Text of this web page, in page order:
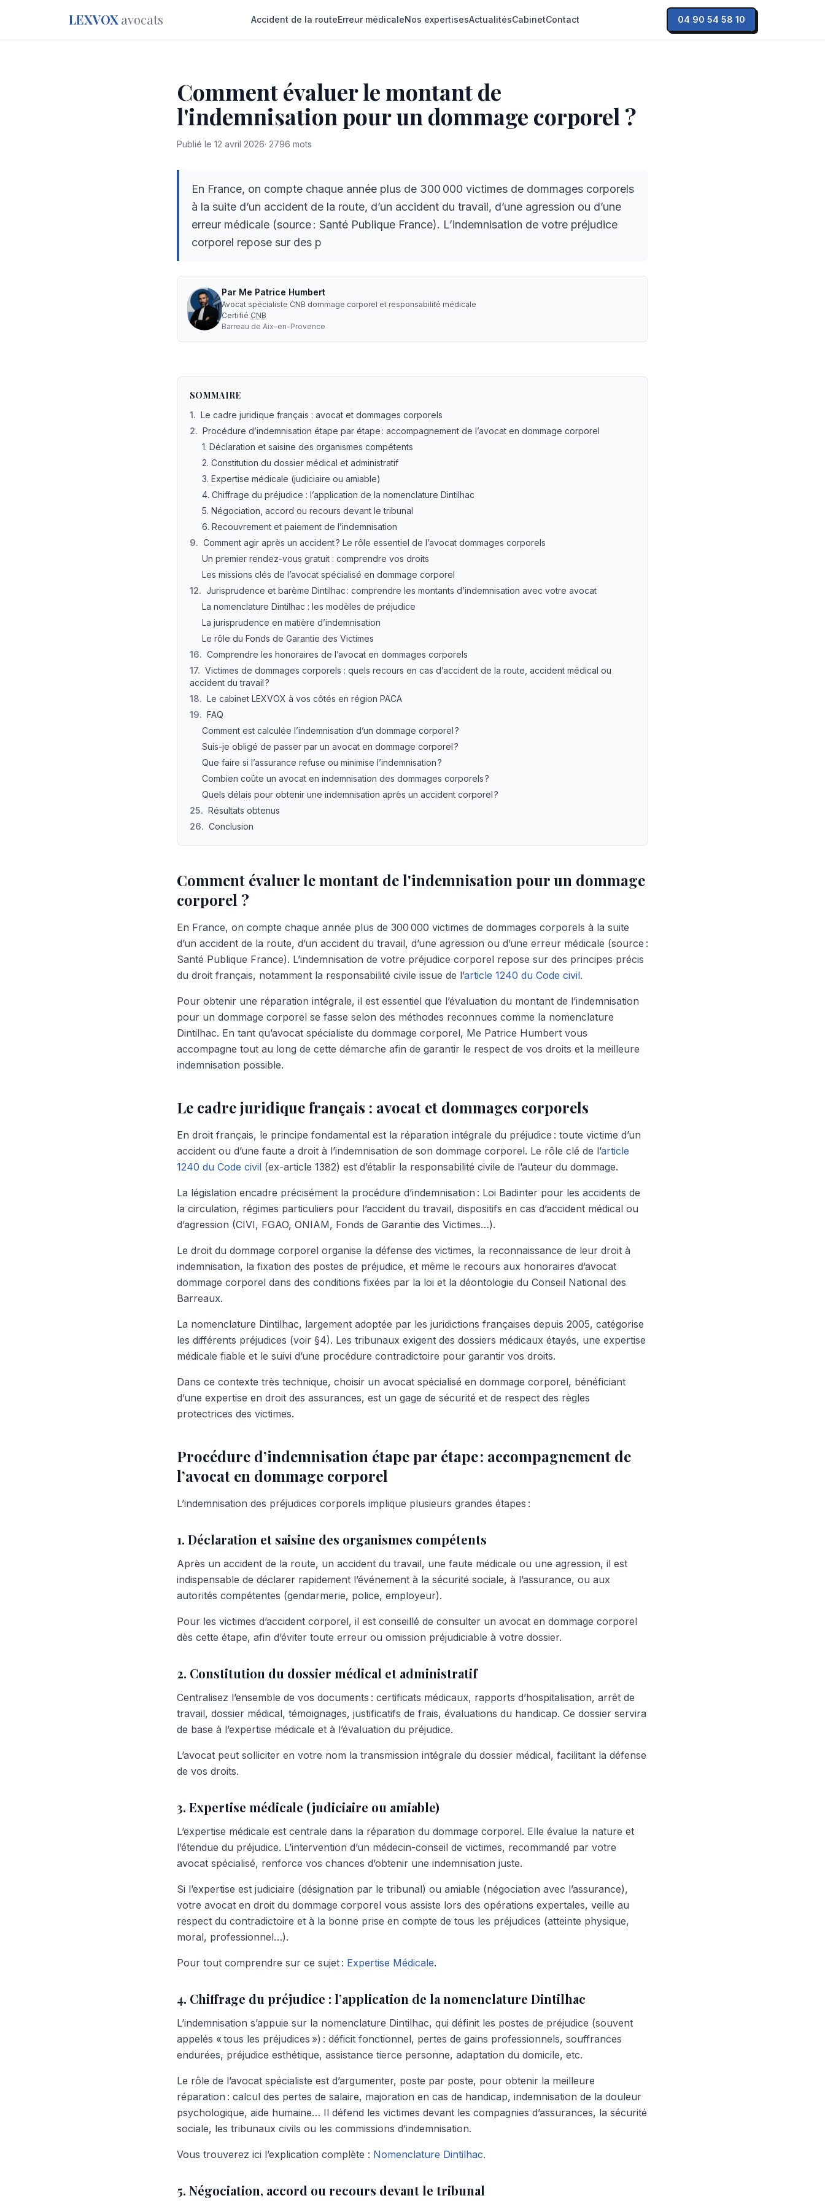
LEXVOX avocats Accident de la routeErreur médicaleNos expertisesActualitésCabinetContact 04 90 54 58 10
Comment évaluer le montant de
l'indemnisation pour un dommage corporel ?
Publié le 12 avril 2026· 2796 mots
En France, on compte chaque année plus de 300 000 victimes de dommages corporels
à la suite d’un accident de la route, d’un accident du travail, d’une agression ou d’une
erreur médicale (source : Santé Publique France). L’indemnisation de votre préjudice
corporel repose sur des p
Par Me Patrice Humbert
Avocat spécialiste CNB dommage corporel et responsabilité médicale
Certifié CNB
Barreau de Aix-en-Provence
SOMMAIRE
1. Le cadre juridique français : avocat et dommages corporels
2. Procédure d’indemnisation étape par étape : accompagnement de l’avocat en dommage corporel
1. Déclaration et saisine des organismes compétents
2. Constitution du dossier médical et administratif
3. Expertise médicale (judiciaire ou amiable)
4. Chiffrage du préjudice : l’application de la nomenclature Dintilhac
5. Négociation, accord ou recours devant le tribunal
6. Recouvrement et paiement de l’indemnisation
9. Comment agir après un accident ? Le rôle essentiel de l’avocat dommages corporels
Un premier rendez-vous gratuit : comprendre vos droits
Les missions clés de l’avocat spécialisé en dommage corporel
12. Jurisprudence et barème Dintilhac : comprendre les montants d’indemnisation avec votre avocat
La nomenclature Dintilhac : les modèles de préjudice
La jurisprudence en matière d’indemnisation
Le rôle du Fonds de Garantie des Victimes
16. Comprendre les honoraires de l’avocat en dommages corporels
17. Victimes de dommages corporels : quels recours en cas d’accident de la route, accident médical ou
accident du travail ?
18. Le cabinet LEXVOX à vos côtés en région PACA
19. FAQ
Comment est calculée l’indemnisation d’un dommage corporel ?
Suis-je obligé de passer par un avocat en dommage corporel ?
Que faire si l’assurance refuse ou minimise l’indemnisation ?
Combien coûte un avocat en indemnisation des dommages corporels ?
Quels délais pour obtenir une indemnisation après un accident corporel ?
25. Résultats obtenus
26. Conclusion
Comment évaluer le montant de l'indemnisation pour un dommage
corporel ?
En France, on compte chaque année plus de 300 000 victimes de dommages corporels à la suite
d’un accident de la route, d’un accident du travail, d’une agression ou d’une erreur médicale (source :
Santé Publique France). L’indemnisation de votre préjudice corporel repose sur des principes précis
du droit français, notamment la responsabilité civile issue de l’article 1240 du Code civil.
Pour obtenir une réparation intégrale, il est essentiel que l’évaluation du montant de l’indemnisation
pour un dommage corporel se fasse selon des méthodes reconnues comme la nomenclature
Dintilhac. En tant qu’avocat spécialiste du dommage corporel, Me Patrice Humbert vous
accompagne tout au long de cette démarche afin de garantir le respect de vos droits et la meilleure
indemnisation possible.
Le cadre juridique français : avocat et dommages corporels
En droit français, le principe fondamental est la réparation intégrale du préjudice : toute victime d’un
accident ou d’une faute a droit à l’indemnisation de son dommage corporel. Le rôle clé de l’article
1240 du Code civil (ex-article 1382) est d’établir la responsabilité civile de l’auteur du dommage.
La législation encadre précisément la procédure d’indemnisation : Loi Badinter pour les accidents de
la circulation, régimes particuliers pour l’accident du travail, dispositifs en cas d’accident médical ou
d’agression (CIVI, FGAO, ONIAM, Fonds de Garantie des Victimes…).
Le droit du dommage corporel organise la défense des victimes, la reconnaissance de leur droit à
indemnisation, la fixation des postes de préjudice, et même le recours aux honoraires d’avocat
dommage corporel dans des conditions fixées par la loi et la déontologie du Conseil National des
Barreaux.
La nomenclature Dintilhac, largement adoptée par les juridictions françaises depuis 2005, catégorise
les différents préjudices (voir §4). Les tribunaux exigent des dossiers médicaux étayés, une expertise
médicale fiable et le suivi d’une procédure contradictoire pour garantir vos droits.
Dans ce contexte très technique, choisir un avocat spécialisé en dommage corporel, bénéficiant
d’une expertise en droit des assurances, est un gage de sécurité et de respect des règles
protectrices des victimes.
Procédure d’indemnisation étape par étape : accompagnement de
l’avocat en dommage corporel
L’indemnisation des préjudices corporels implique plusieurs grandes étapes :
1. Déclaration et saisine des organismes compétents
Après un accident de la route, un accident du travail, une faute médicale ou une agression, il est
indispensable de déclarer rapidement l’événement à la sécurité sociale, à l’assurance, ou aux
autorités compétentes (gendarmerie, police, employeur).
Pour les victimes d’accident corporel, il est conseillé de consulter un avocat en dommage corporel
dès cette étape, afin d’éviter toute erreur ou omission préjudiciable à votre dossier.
2. Constitution du dossier médical et administratif
Centralisez l’ensemble de vos documents : certificats médicaux, rapports d’hospitalisation, arrêt de
travail, dossier médical, témoignages, justificatifs de frais, évaluations du handicap. Ce dossier servira
de base à l’expertise médicale et à l’évaluation du préjudice.
L’avocat peut solliciter en votre nom la transmission intégrale du dossier médical, facilitant la défense
de vos droits.
3. Expertise médicale (judiciaire ou amiable)
L’expertise médicale est centrale dans la réparation du dommage corporel. Elle évalue la nature et
l’étendue du préjudice. L’intervention d’un médecin-conseil de victimes, recommandé par votre
avocat spécialisé, renforce vos chances d’obtenir une indemnisation juste.
Si l’expertise est judiciaire (désignation par le tribunal) ou amiable (négociation avec l’assurance),
votre avocat en droit du dommage corporel vous assiste lors des opérations expertales, veille au
respect du contradictoire et à la bonne prise en compte de tous les préjudices (atteinte physique,
moral, professionnel…).
Pour tout comprendre sur ce sujet : Expertise Médicale.
4. Chiffrage du préjudice : l’application de la nomenclature Dintilhac
L’indemnisation s’appuie sur la nomenclature Dintilhac, qui définit les postes de préjudice (souvent
appelés « tous les préjudices ») : déficit fonctionnel, pertes de gains professionnels, souffrances
endurées, préjudice esthétique, assistance tierce personne, adaptation du domicile, etc.
Le rôle de l’avocat spécialiste est d’argumenter, poste par poste, pour obtenir la meilleure
réparation : calcul des pertes de salaire, majoration en cas de handicap, indemnisation de la douleur
psychologique, aide humaine… Il défend les victimes devant les compagnies d’assurances, la sécurité
sociale, les tribunaux civils ou les commissions d’indemnisation.
Vous trouverez ici l’explication complète : Nomenclature Dintilhac.
5. Négociation, accord ou recours devant le tribunal